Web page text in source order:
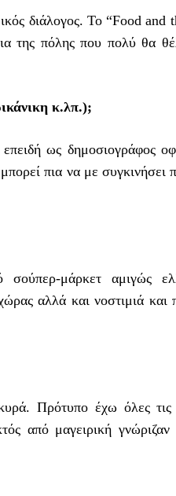
διάλογος. Το “Food and
της πόλης που πολύ θα
κ.λπ.);
ως δημοσιογράφος
πια να με συγκινήσει
μάρκετ αμιγώς
αλλά και νοστιμιά και
Πρότυπο έχω όλες τις
από μαγειρική